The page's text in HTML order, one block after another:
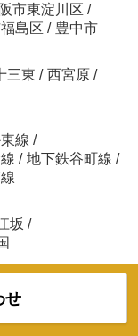
市東淀川区 /
島区 / 豊中市
三東 / 西宮原 /
線 /
/ 地下鉄谷町線 /
坂 /
せ